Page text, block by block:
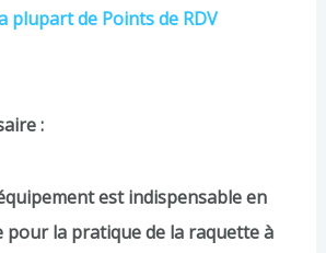
plupart de Points de RDV
:
est indispensable en
la pratique de la raquette à